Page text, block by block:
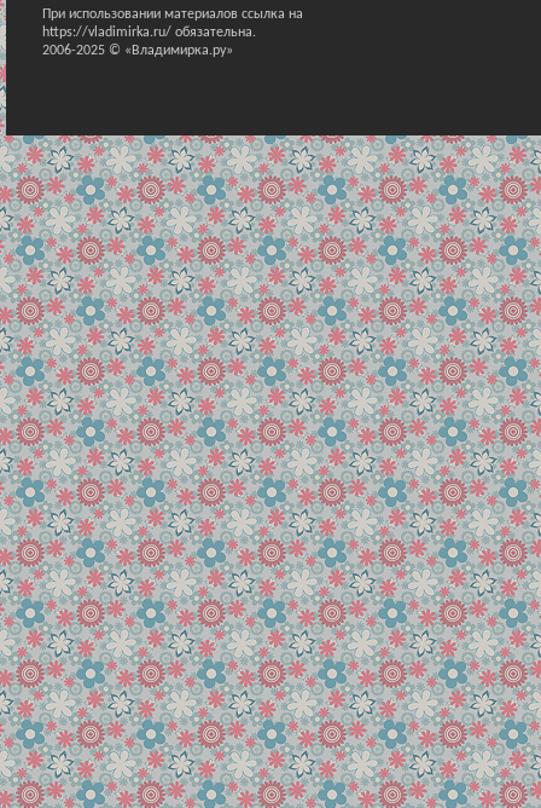
При использовании материалов ссылка на
https://vladimirka.ru/ обязательна.
2006-2025 © «Владимирка.ру»